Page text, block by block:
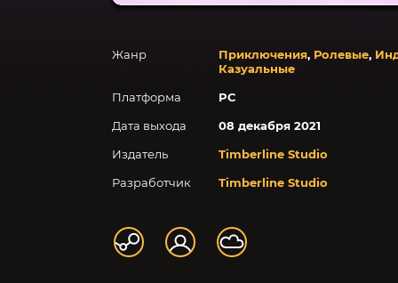
Жанр Приключения, Ролевые,
Казуальные
Платформа
PC
Дата выхода
08 декабря 2021
Издатель
Timberline Studio
Разработчик
Timberline Studio